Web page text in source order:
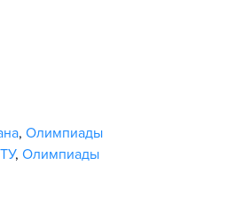
, Олимпиады
, Олимпиады